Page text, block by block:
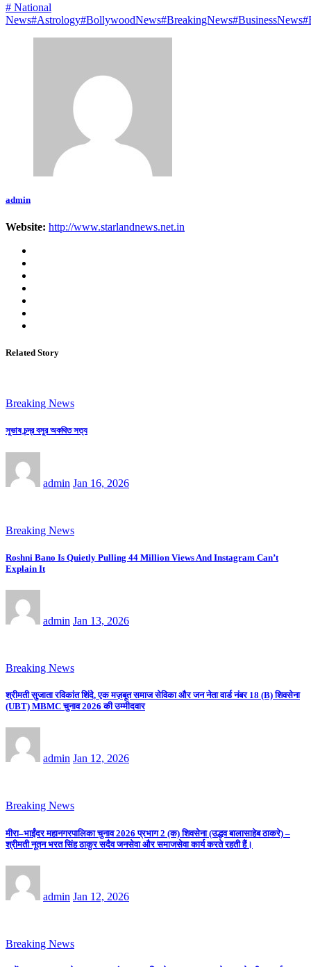
# National
News#Astrology#BollywoodNews#BreakingNews#BusinessNews
admin
Website: http://www.starlandnews.net.in
Related Story
Breaking News
সুভাষ চন্দ্র বসুর অকথিত সত্য
admin Jan 16, 2026
Breaking News
Roshni Bano Is Quietly Pulling 44 Million Views And Instagram Can’t
Explain It
admin Jan 13, 2026
Breaking News
श्रीमती सुजाता रविकांत शिंदे, एक मज़बूत समाज सेविका और जन नेता वार्ड नंबर 18 (B) शिवसेना
(UBT) MBMC चुनाव 2026 की उम्मीदवार
admin Jan 12, 2026
Breaking News
मीरा–भाईंदर महानगरपालिका चुनाव 2026 प्रभाग 2 (क) शिवसेना (उद्धव बालासाहेब ठाकरे) –
श्रीमती नूतन भरत सिंह ठाकुर सदैव जनसेवा और समाजसेवा कार्य करते रहती हैं।
admin Jan 12, 2026
Breaking News